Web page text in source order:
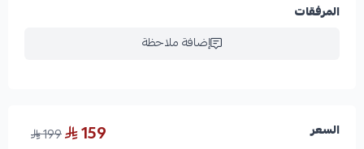
المرفقات
إضافة ملاحظة
السعر 159
199